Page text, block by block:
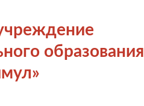
образования